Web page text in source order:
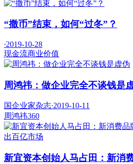
“撒币”结束，如何“过冬”？
·2019-10-28
现金流商业价值
周鸿祎：做企业完全不谈钱是
国企业家杂志·2019-10-11
周鸿祎360
新宜资本创始人马占田：新消